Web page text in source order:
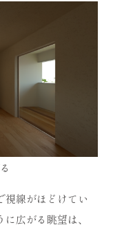
視線がほどけてい
広がる眺望は、